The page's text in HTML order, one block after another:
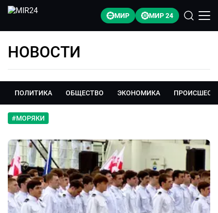
МИР МИР 24
НОВОСТИ
ПОЛИТИКА ОБЩЕСТВО ЭКОНОМИКА
#МОРЯКИ